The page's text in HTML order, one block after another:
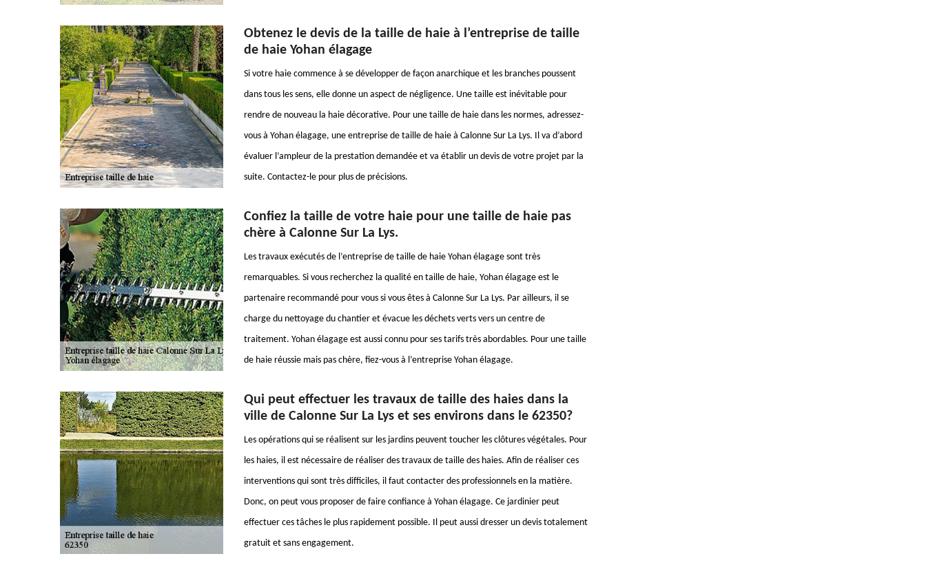
Obtenez le devis de la taille de haie à l’entreprise de taille
de haie Yohan élagage
Si votre haie commence à se développer de façon anarchique et les branches poussent
dans tous les sens, elle donne un aspect de négligence. Une taille est inévitable pour
rendre de nouveau la haie décorative. Pour une taille de haie dans les normes, adressez-
vous à Yohan élagage, une entreprise de taille de haie à Calonne Sur La Lys. Il va d’abord
évaluer l’ampleur de la prestation demandée et va établir un devis de votre projet par la
suite. Contactez-le pour plus de précisions.
Confiez la taille de votre haie pour une taille de haie pas
chère à Calonne Sur La Lys.
Les travaux exécutés de l’entreprise de taille de haie Yohan élagage sont très
remarquables. Si vous recherchez la qualité en taille de haie, Yohan élagage est le
partenaire recommandé pour vous si vous êtes à Calonne Sur La Lys. Par ailleurs, il se
charge du nettoyage du chantier et évacue les déchets verts vers un centre de
traitement. Yohan élagage est aussi connu pour ses tarifs très abordables. Pour une taille
de haie réussie mais pas chère, fiez-vous à l’entreprise Yohan élagage.
Qui peut effectuer les travaux de taille des haies dans la
ville de Calonne Sur La Lys et ses environs dans le 62350?
Les opérations qui se réalisent sur les jardins peuvent toucher les clôtures végétales. Pour
les haies, il est nécessaire de réaliser des travaux de taille des haies. Afin de réaliser ces
interventions qui sont très difficiles, il faut contacter des professionnels en la matière.
Donc, on peut vous proposer de faire confiance à Yohan élagage. Ce jardinier peut
effectuer ces tâches le plus rapidement possible. Il peut aussi dresser un devis totalement
gratuit et sans engagement.